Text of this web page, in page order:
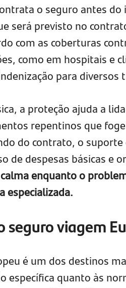
o seguro antes
será previsto no
com as coberturas
como em hospitais e
para diversos
a proteção ajuda a
repentinos que
do contrato, o
de despesas básicas e
enquanto o
especializada.
seguro viagem
é um dos destinos
específica quanto às